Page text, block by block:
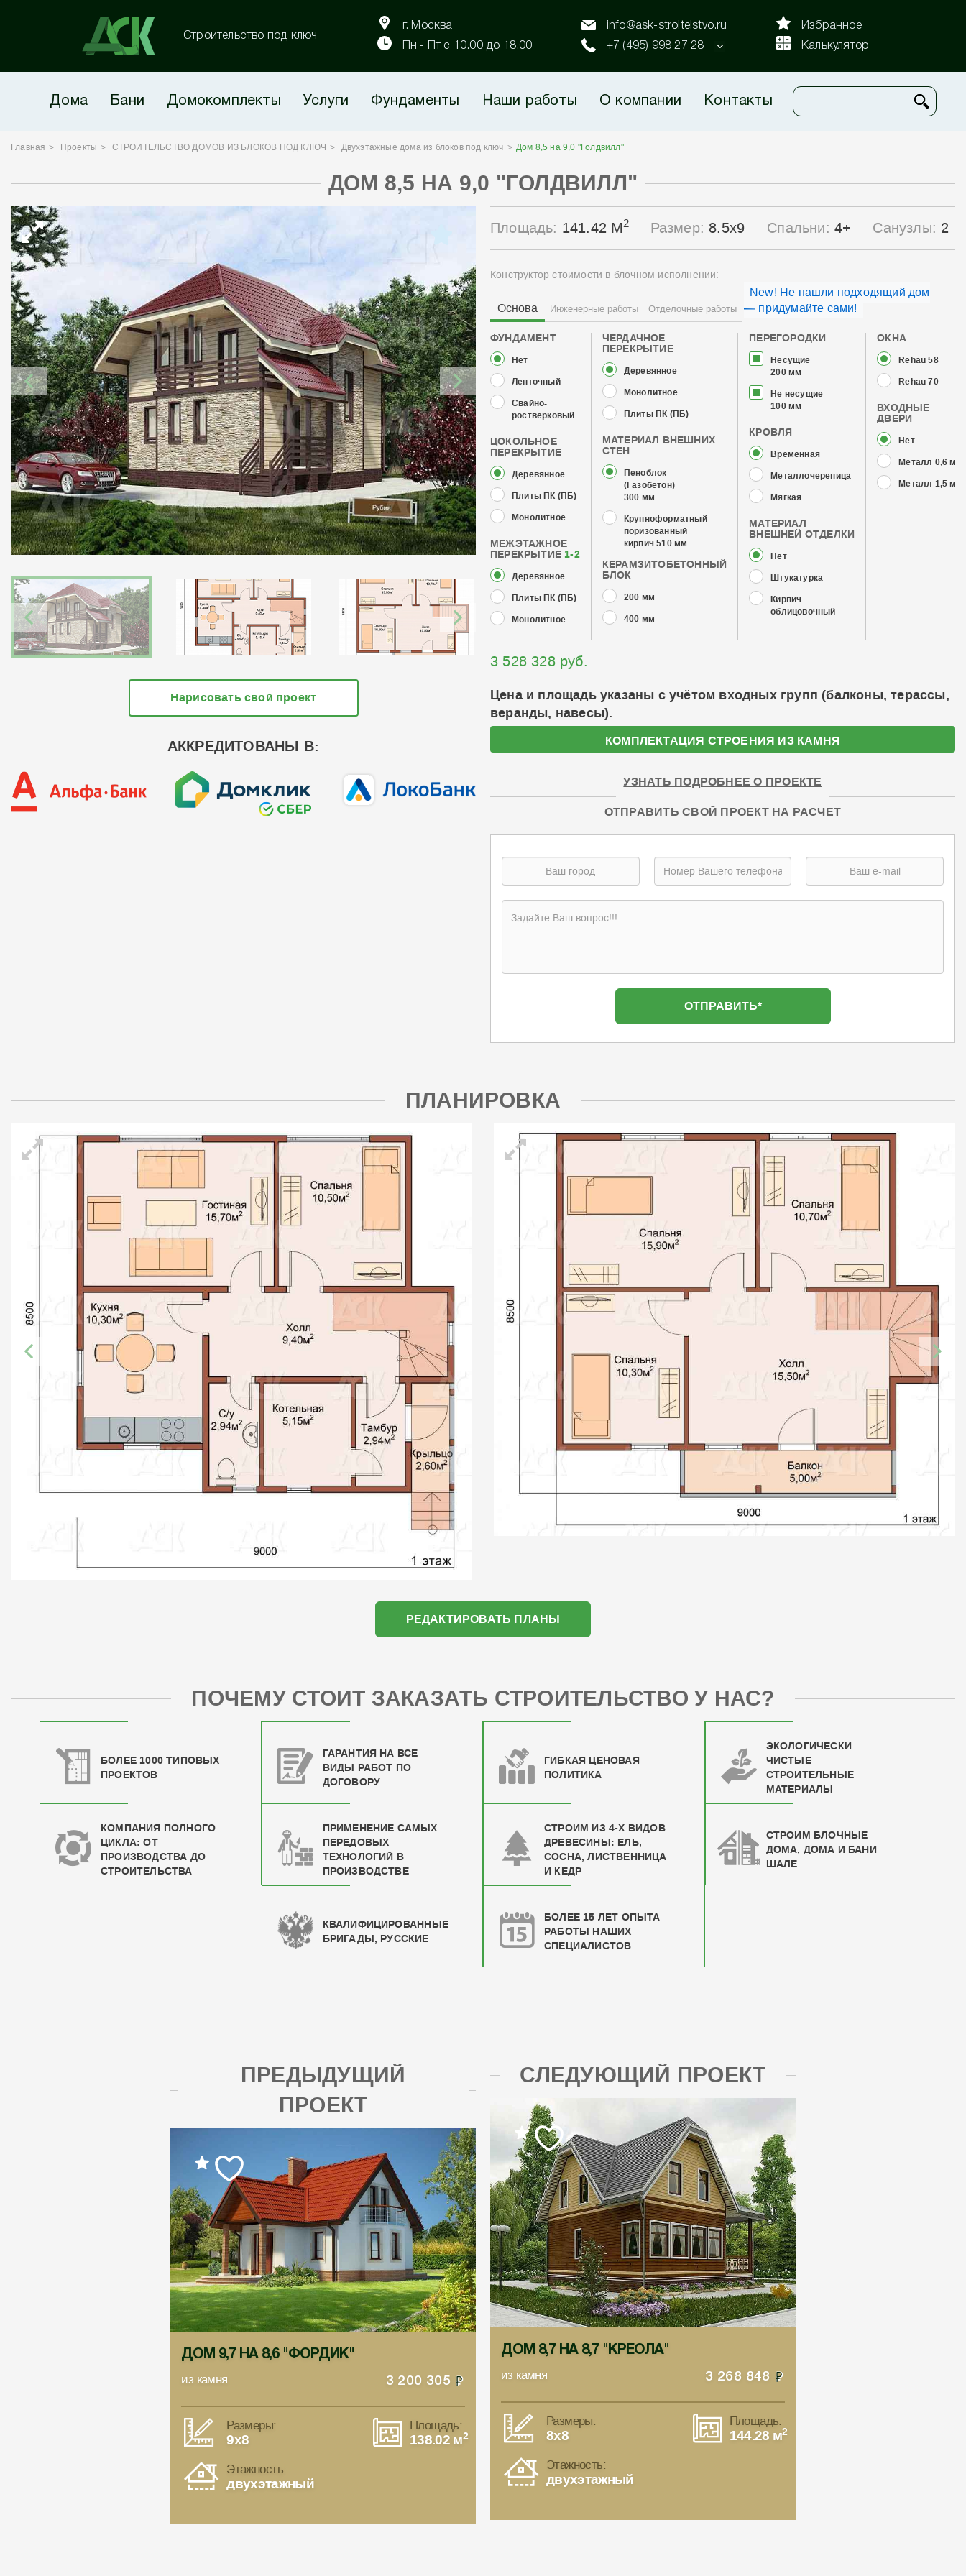
Строительство под ключ
г. Москва
Пн - Пт с 10.00 до 18.00
info@ask-stroitelstvo.ru
+7 (495) 998 27 28
Избранное
Калькулятор
Дома Бани Домокомплекты Услуги Фундаменты Наши работы О компании Контакты
Главная Проекты СТРОИТЕЛЬСТВО ДОМОВ ИЗ БЛОКОВ ПОД КЛЮЧ Двухэтажные дома из блоков под ключ Дом 8,5 на 9,0 "Голдвилл"
ДОМ 8,5 НА 9,0 "ГОЛДВИЛЛ"
Нарисовать свой проект
АККРЕДИТОВАНЫ В:
Площадь: 141.42 М2 Размер: 8.5x9 Спальни:4+ Санузлы: 2
Конструктор стоимости в блочном исполнении:
New! Не нашли подходящий дом
— придумайте сами!
Основа Инженерные работы Отделочные работы
ФУНДАМЕНТ
Нет
Ленточный
Свайно-
ростверковый
ЦОКОЛЬНОЕ
ПЕРЕКРЫТИЕ
Деревянное
Плиты ПК (ПБ)
Монолитное
МЕЖЭТАЖНОЕ
ПЕРЕКРЫТИЕ 1-2
Деревянное
Плиты ПК (ПБ)
Монолитное
ЧЕРДАЧНОЕ
ПЕРЕКРЫТИЕ
Деревянное
Монолитное
Плиты ПК (ПБ)
МАТЕРИАЛ ВНЕШНИХ
СТЕН
Пеноблок
(Газобетон)
300 мм
Крупноформатный
поризованный
кирпич 510 мм
КЕРАМЗИТОБЕТОННЫЙ
БЛОК
200 мм
400 мм
ПЕРЕГОРОДКИ
Несущие
200 мм
Не несущие
100 мм
КРОВЛЯ
Временная
Металлочерепица
Мягкая
МАТЕРИАЛ
ВНЕШНЕЙ ОТДЕЛКИ
Нет
Штукатурка
Кирпич
облицовочный
ОКНА
Rehau 58
Rehau 70
ВХОДНЫЕ
ДВЕРИ
Нет
Металл 0,6 мм
Металл 1,5 мм
3 528 328 руб.
Цена и площадь указаны с учётом входных групп (балконы, терассы,
веранды, навесы).
КОМПЛЕКТАЦИЯ СТРОЕНИЯ ИЗ КАМНЯ
УЗНАТЬ ПОДРОБНЕЕ О ПРОЕКТЕ
ОТПРАВИТЬ СВОЙ ПРОЕКТ НА РАСЧЕТ
ПЛАНИРОВКА
РЕДАКТИРОВАТЬ ПЛАНЫ
ПОЧЕМУ СТОИТ ЗАКАЗАТЬ СТРОИТЕЛЬСТВО У НАС?
БОЛЕЕ 1000 ТИПОВЫХ
ПРОЕКТОВ
ГАРАНТИЯ НА ВСЕ
ВИДЫ РАБОТ ПО
ДОГОВОРУ
ГИБКАЯ ЦЕНОВАЯ
ПОЛИТИКА
ЭКОЛОГИЧЕСКИ
ЧИСТЫЕ
СТРОИТЕЛЬНЫЕ
МАТЕРИАЛЫ
КОМПАНИЯ ПОЛНОГО
ЦИКЛА: ОТ
ПРОИЗВОДСТВА ДО
СТРОИТЕЛЬСТВА
ПРИМЕНЕНИЕ САМЫХ
ПЕРЕДОВЫХ
ТЕХНОЛОГИЙ В
ПРОИЗВОДСТВЕ
СТРОИМ ИЗ 4-Х ВИДОВ
ДРЕВЕСИНЫ: ЕЛЬ,
СОСНА, ЛИСТВЕННИЦА
И КЕДР
СТРОИМ БЛОЧНЫЕ
ДОМА, ДОМА И БАНИ
ШАЛЕ
КВАЛИФИЦИРОВАННЫЕ
БРИГАДЫ, РУССКИЕ
БОЛЕЕ 15 ЛЕТ ОПЫТА
РАБОТЫ НАШИХ
СПЕЦИАЛИСТОВ
ПРЕДЫДУЩИЙ
ПРОЕКТ
ДОМ 9,7 НА 8,6 "ФОРДИК"
из камня 3 200 305
Размеры:
9x8
Площадь:
138.02 м2
Этажность:
двухэтажный
СЛЕДУЮЩИЙ ПРОЕКТ
ДОМ 8,7 НА 8,7 "КРЕОЛА"
из камня 3 268 848
Размеры:
8x8
Площадь:
144.28 м2
Этажность:
двухэтажный